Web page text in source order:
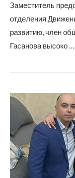
Заместитель
отделения
развитию, член
Гасанова высоко …